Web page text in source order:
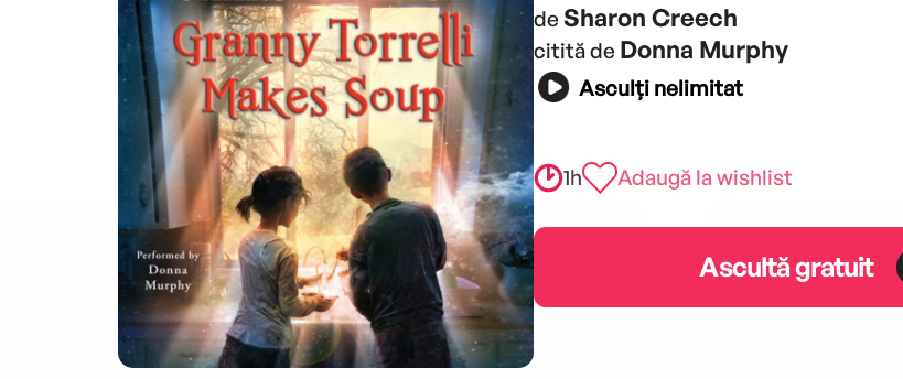
de Sharon Creech
citită de Donna Murphy
Asculți nelimitat
1h Adaugă la wishlist
Ascultă gratuit